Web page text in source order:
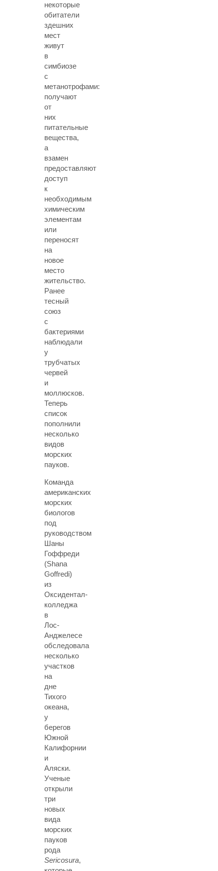
некоторые
обитатели
здешних
мест
живут
в
симбиозе
с
метанотрофами:
получают
от
них
питательные
вещества,
а
взамен
предоставляют
доступ
к
необходимым
химическим
элементам
или
переносят
на
новое
место
жительство.
Ранее
тесный
союз
с
бактериями
наблюдали
у
трубчатых
червей
и
моллюсков.
Теперь
список
пополнили
несколько
видов
морских
пауков.
Команда
американских
морских
биологов
под
руководством
Шаны
Гоффреди
(Shana
Goffredi)
из
Оксидентал-
колледжа
в
Лос-
Анджелесе
обследовала
несколько
участков
на
дне
Тихого
океана,
у
берегов
Южной
Калифорнии
и
Аляски.
Ученые
открыли
три
новых
вида
морских
пауков
рода
Sericosura,